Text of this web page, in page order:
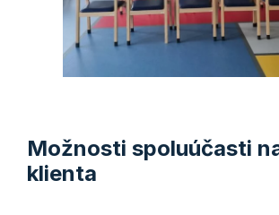
Možnosti spoluúčasti
klienta